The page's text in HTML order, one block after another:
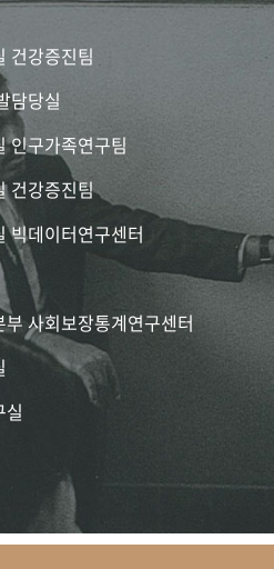
건강증진팀
담당실
인구가족연구팀
건강증진팀
빅데이터연구센터
사회보장통계연구센터
실